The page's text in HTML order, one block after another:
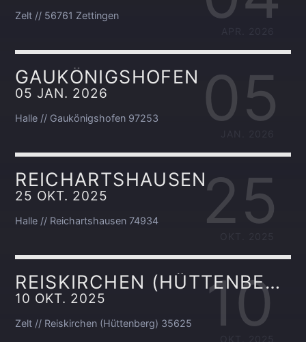
Zelt // 56761 Zettingen
05
GAUKÖNIGSHOFEN
05 JAN. 2026
Halle // Gaukönigshofen 97253
25
REICHARTSHAUSEN
25 OKT. 2025
Halle // Reichartshausen 74934
10
REISKIRCHEN (HÜTTENBERG)
10 OKT. 2025
Zelt // Reiskirchen (Hüttenberg) 35625